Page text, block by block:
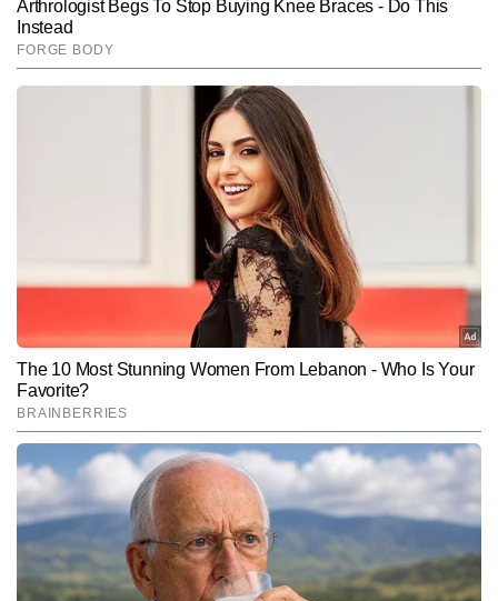
Hindi NewsSports
AUTHOR
शिवम् अवस्थी टाइम्स नाउ नवभारत डिजिटल में स्पोर्ट्स डेस्क के इंचार्ज हैं। इनको
खेल पत्रकारिता में तकरीबन 17 सालों का अनुभव है। इनको क्रिकेट, फुटबॉल
और टेनिस में खास रुचि है। उन्हें खेलना भी पसंद है और वो देहरादून में फुटबॉल व
क्रिकेट इंटर डिस्ट्रिक्ट चैंपियनशिप में विजेता टीम के कप्तान भी रहे। पत्रकारिता
में कदम रखने के कुछ समय बाद कॉमनवेल्थ गेम्स 2010 का संपूर्ण फील्ड कवरेज
किया और कई ब्रेकिंग न्यूज दी। कई चर्चित भारतीय एथलीटों के इंटरव्यू लिए हैं।
2011 वनडे क्रिकेट वर्ल्ड कप का ऑनफील्ड रहकर शहर-शहर घूमते हुए पूरा टीवी
कवरेज किया। विश्व कप से पहले युवा विराट कोहली का इंटरव्यू किया। डिजिटल
जैसे-जैसे आगे बढ़ा उन्हें ब्रेट ली, सुनील गावस्कर, राहुल द्रविड़, जैसे तमाम धुरंधरों
के साक्षात्कार किए और 16 वर्षीय ऋषभ पंत का पहला डिजिटल इंटरव्यू किया जिसे
इंग्लिश और हिंदी वेबसाइट पर काफी रीडरशिप मिली। उन्होंने स्पोर्ट्स मल्टी
तकरीबन 6000 से ज्यादा एक्सक्लूसिव स्टोरीज लिख चुके हैं। साल 2025 में खेल
तैयार किए हैं।
Subscribe to our daily Newsletter!
SUBMIT